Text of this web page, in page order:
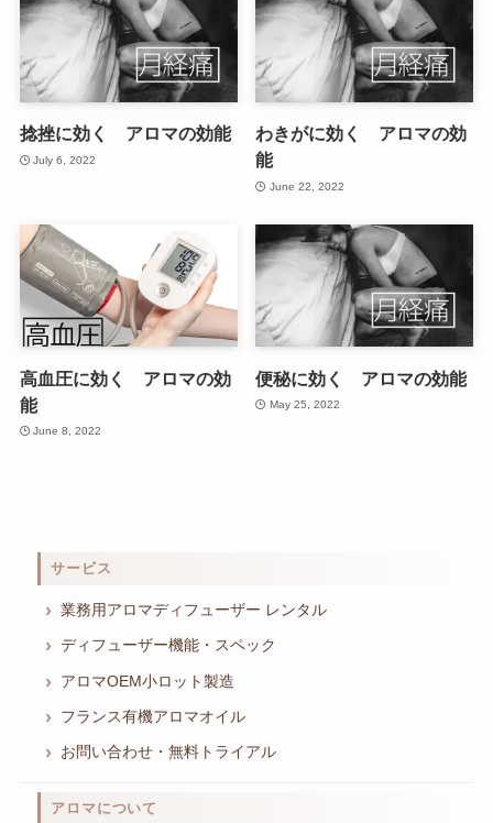
捻挫に効く アロマの効能
July 6, 2022
わきがに効く アロマの効
能
June 22, 2022
高血圧に効く アロマの効
能
June 8, 2022
便秘に効く アロマの効能
May 25, 2022
サービス
業務用アロマディフューザー レンタル
ディフューザー機能・スペック
アロマOEM小ロット製造
フランス有機アロマオイル
お問い合わせ・無料トライアル
アロマについて